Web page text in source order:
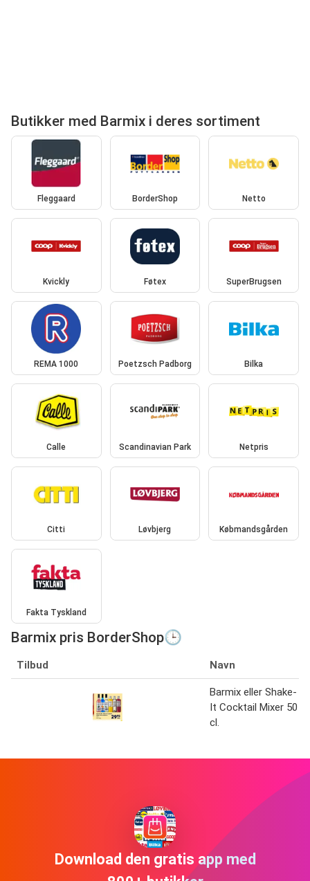
Butikker med Barmix i deres sortiment
Fleggaard BorderShop Netto
Kvickly Føtex SuperBrugsen
REMA 1000 Poetzsch Padborg Bilka
Calle Scandinavian Park Netpris
Citti Løvbjerg Købmandsgården
Fakta Tyskland
Barmix pris BorderShop🕒
Tilbud Navn
Barmix eller Shake-
It Cocktail Mixer 50
cl.
Download den gratis app med